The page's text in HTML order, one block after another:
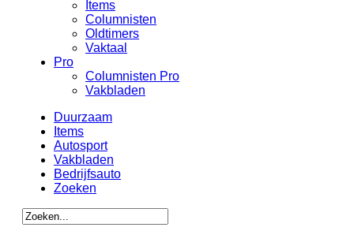
Items
Columnisten
Oldtimers
Vaktaal
Pro
Columnisten Pro
Vakbladen
Duurzaam
Items
Autosport
Vakbladen
Bedrijfsauto
Zoeken